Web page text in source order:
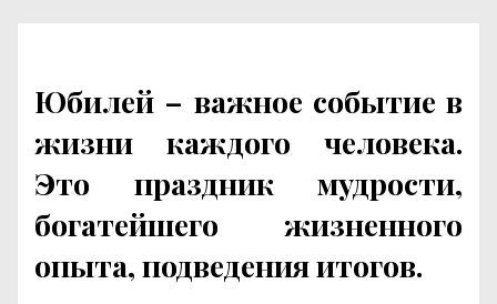
Юбилей – важное событие в
жизни каждого человека.
Это праздник мудрости,
богатейшего жизненного
опыта, подведения итогов.